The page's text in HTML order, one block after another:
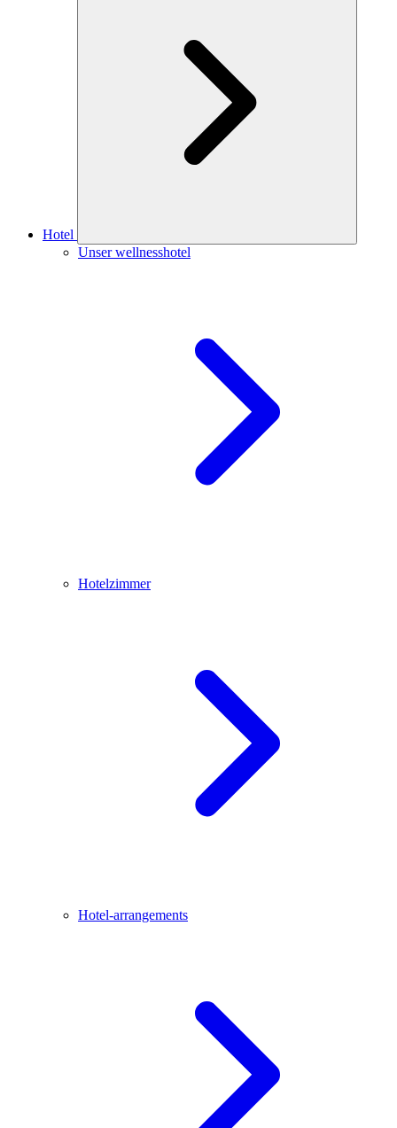
Hotel
Unser wellnesshotel
Hotelzimmer
Hotel-arrangements